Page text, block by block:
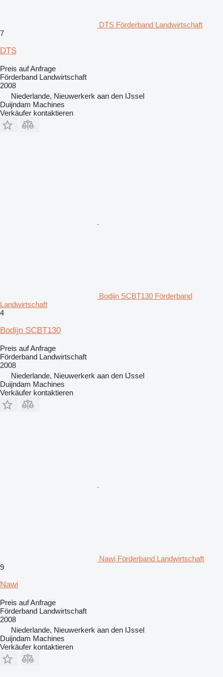
DTS Förderband Landwirtschaft
7
DTS
Preis auf Anfrage
Förderband Landwirtschaft
2008
Niederlande, Nieuwerkerk aan den IJssel
Duijndam Machines
Verkäufer kontaktieren
Bodijn SCBT130 Förderband
Landwirtschaft
4
Bodijn SCBT130
Preis auf Anfrage
Förderband Landwirtschaft
2008
Niederlande, Nieuwerkerk aan den IJssel
Duijndam Machines
Verkäufer kontaktieren
Nawi Förderband Landwirtschaft
9
Nawi
Preis auf Anfrage
Förderband Landwirtschaft
2008
Niederlande, Nieuwerkerk aan den IJssel
Duijndam Machines
Verkäufer kontaktieren